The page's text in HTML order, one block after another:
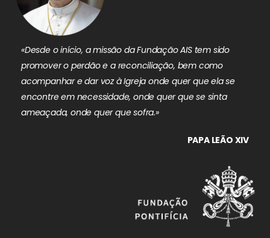
«Desde o início, a missão da Fundação AIS tem sido
promover o perdão e a reconciliação, bem como
acompanhar e dar voz à Igreja onde quer que ela se
encontre em necessidade, onde quer que se sinta
ameaçada, onde quer que sofra.»
PAPA LEÃO XIV